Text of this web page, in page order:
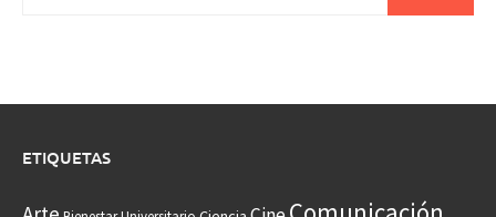
ETIQUETAS